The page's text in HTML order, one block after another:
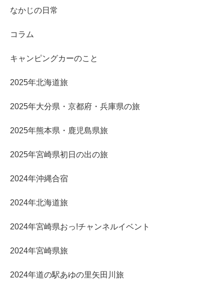
なかじの日常
コラム
キャンピングカーのこと
2025年北海道旅
2025年大分県・京都府・兵庫県の旅
2025年熊本県・鹿児島県旅
2025年宮崎県初日の出の旅
2024年沖縄合宿
2024年北海道旅
2024年宮崎県おっ!チャンネルイベント
2024年宮崎県旅
2024年道の駅あゆの里矢田川旅